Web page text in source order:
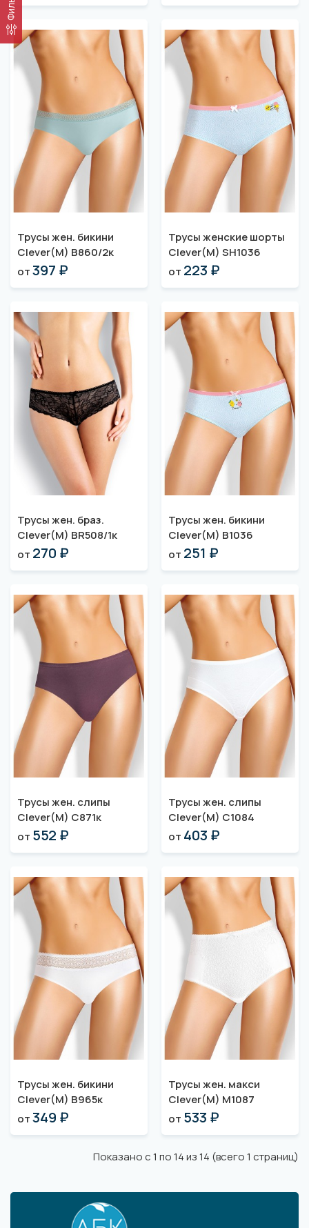
Трусы жен. бикини
Clever(M) B860/2к
от397 ₽
Трусы женские шорты
Clever(M) SH1036
от 223 ₽
Трусы жен. браз.
Clever(M) BR508/1к
от 270 ₽
Трусы жен. бикини
Clever(M) B1036
от 251 ₽
Трусы жен. слипы
Clever(M) C871к
от 552 ₽
Трусы жен. слипы
Clever(M) C1084
от 403 ₽
Трусы жен. бикини
Clever(M) B965к
от349 ₽
Трусы жен. макси
Clever(M) M1087
от 533 ₽
Показано с 1 по 14 из 14 (всего 1 страниц)